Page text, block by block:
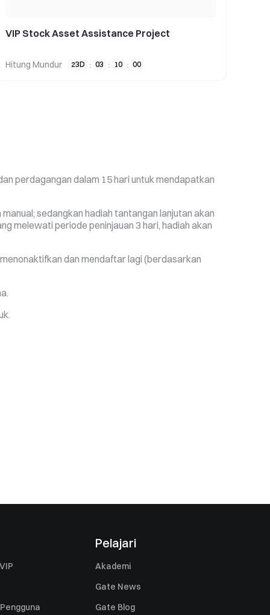
VIP Stock Asset Assistance Project
Hitung Mundur 23D : 03 : 10 : 00
perdagangan dalam 15 hari untuk mendapatkan
sedangkan hadiah tantangan lanjutan akan
melewati periode peninjauan 3 hari, hadiah akan
dan mendaftar lagi (berdasarkan
Pelajari
Akademi
Gate News
Gate Blog